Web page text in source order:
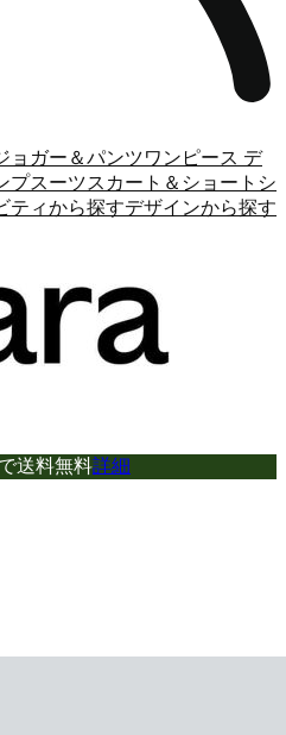
ョガー＆パンツワンピース デ
プスーツスカート＆ショート シ
ティから探すデザインから探す
送料無料詳細